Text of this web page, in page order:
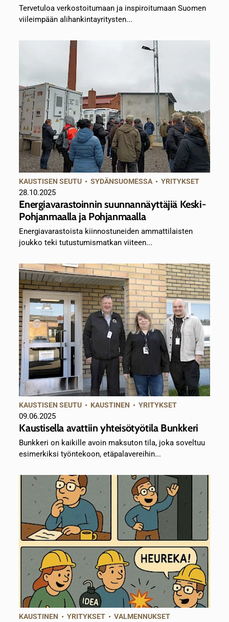
Tervetuloa verkostoitumaan ja inspiroitumaan Suomen
viileimpään alihankintayritysten...
KAUSTISEN SEUTU •SYDÄNSUOMESSA•YRITYKSET
28.10.2025
Energiavarastoinnin suunnannäyttäjiä Keski-
Pohjanmaalla ja Pohjanmaalla
Energiavarastoista kiinnostuneiden ammattilaisten
joukko teki tutustumismatkan viiteen...
KAUSTISEN SEUTU • KAUSTINEN •YRITYKSET
09.06.2025
Kaustisella avattiin yhteisötyötila Bunkkeri
Bunkkeri on kaikille avoin maksuton tila, joka soveltuu
esimerkiksi työntekoon, etäpalavereihin...
KAUSTINEN •YRITYKSET •VALMENNUKSET